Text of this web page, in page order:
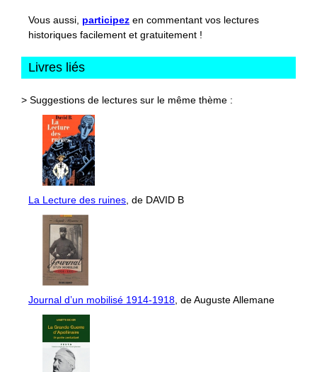
Vous aussi, participez en commentant vos lectures
historiques facilement et gratuitement !
Livres liés
> Suggestions de lectures sur le même thème :
La Lecture des ruines , de DAVID B
Journal d’un mobilisé 1914-1918 , de Auguste Allemane